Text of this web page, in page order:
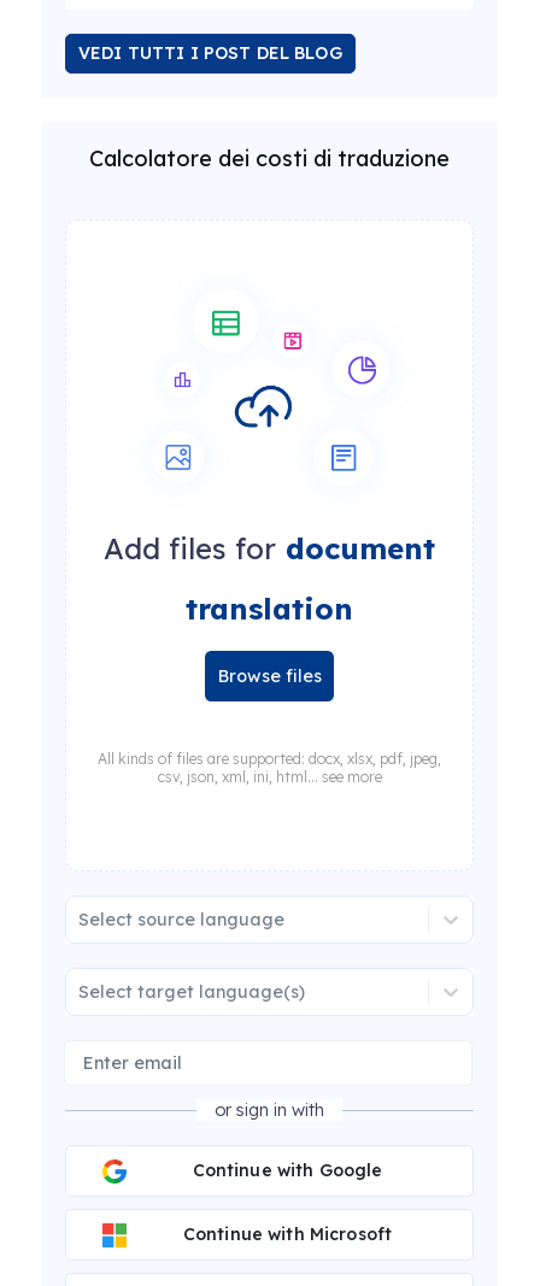
VEDI TUTTI I POST DEL BLOG
Calcolatore dei costi di traduzione
Add files for document
translation
Browse files
All kinds of files are supported: docx, xlsx, pdf, jpeg,
csv, json, xml, ini, html... see more
Select source language
Select target language(s)
or sign in with
Continue with Google
Continue with Microsoft